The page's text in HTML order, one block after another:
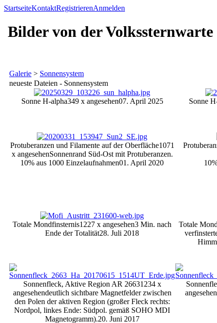
StartseiteKontaktRegistrierenAnmelden
Bilder von der Volkssternwarte
Galerie > Sonnensystem
neueste Dateien - Sonnensystem
Sonne H-alpha349 x angesehen07. April 2025 Sonne
Protuberanzen und Filamente auf der Oberfläche1071
x angesehenSonnenrand Süd-Ost mit Protuberanzen.
10% aus 1000 Einzelaufnahmen01. April 2020
Totale Mondfinsternis1227 x angesehen3 Min. nach
Ende der Totalität28. Juli 2018
Totale
Sonnenfleck, Aktive Region AR 26631234 x
angesehendeutlich sichtbare Magnetfelder zwischen
den Polen der aktiven Region (großer Fleck rechts:
Nordpol, linkes Ende: Südpol. gemäß SOHO MDI
Magnetogramm).20. Juni 2017
angesehen